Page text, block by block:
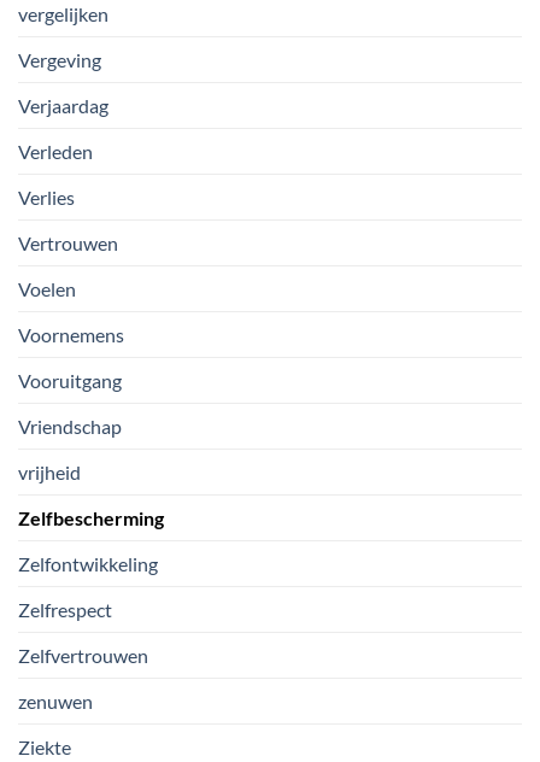
vergelijken
Vergeving
Verjaardag
Verleden
Verlies
Vertrouwen
Voelen
Voornemens
Vooruitgang
Vriendschap
vrijheid
Zelfbescherming
Zelfontwikkeling
Zelfrespect
Zelfvertrouwen
zenuwen
Ziekte